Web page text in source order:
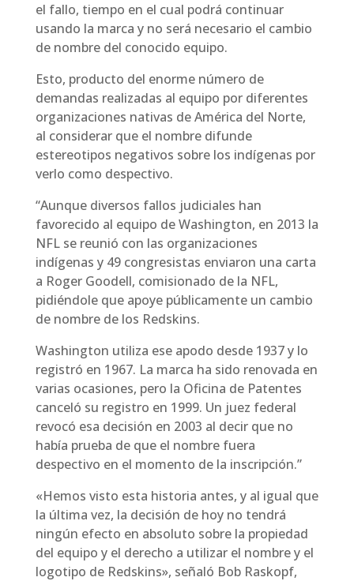
el fallo, tiempo en el cual podrá continuar
usando la marca y no será necesario el cambio
de nombre del conocido equipo.
Esto, producto del enorme número de
demandas realizadas al equipo por diferentes
organizaciones nativas de América del Norte,
al considerar que el nombre difunde
estereotipos negativos sobre los indígenas por
verlo como despectivo.
“Aunque diversos fallos judiciales han
favorecido al equipo de Washington, en 2013 la
NFL se reunió con las organizaciones
indígenas y 49 congresistas enviaron una carta
a Roger Goodell, comisionado de la NFL,
pidiéndole que apoye públicamente un cambio
de nombre de los Redskins.
Washington utiliza ese apodo desde 1937 y lo
registró en 1967. La marca ha sido renovada en
varias ocasiones, pero la Oficina de Patentes
canceló su registro en 1999. Un juez federal
revocó esa decisión en 2003 al decir que no
había prueba de que el nombre fuera
despectivo en el momento de la inscripción.”
«Hemos visto esta historia antes, y al igual que
la última vez, la decisión de hoy no tendrá
ningún efecto en absoluto sobre la propiedad
del equipo y el derecho a utilizar el nombre y el
logotipo de Redskins», señaló Bob Raskopf,